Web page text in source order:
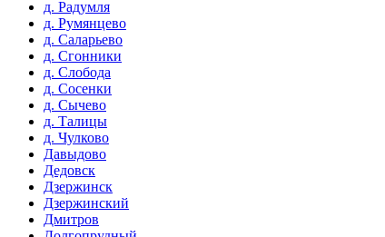
д. Радумля
д. Румянцево
д. Саларьево
д. Сгонники
д. Слобода
д. Сосенки
д. Сычево
д. Талицы
д. Чулково
Давыдово
Дедовск
Дзержинск
Дзержинский
Дмитров